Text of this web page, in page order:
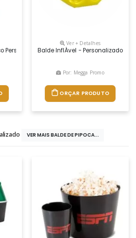
Personalizado Para Brindes. Com
Ver + Detalhes
Balde InflÁvel - Personalizado De
Por: Megga Promo
ORÇAR PRODUTO
VER MAIS BALDE DE PIPOCA...